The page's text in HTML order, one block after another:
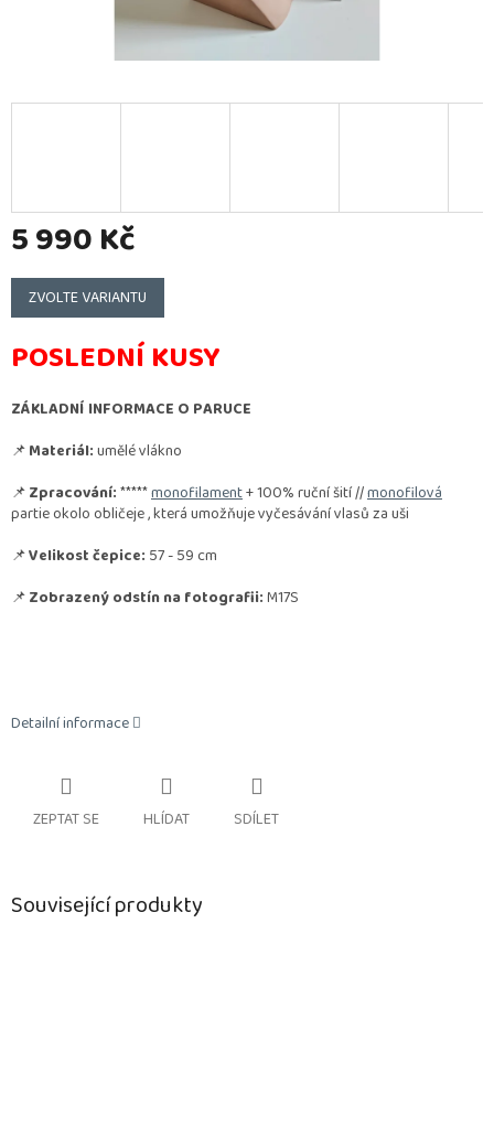
5 990 Kč
Měrná
cena:
ZVOLTE VARIANTU
POSLEDNÍ KUSY
ZÁKLADNÍ INFORMACE O PARUCE
📌Materiál:umělé vlákno
📌Zpracování:*****monofilament+ 100% ruční šití //monofilová
partie okolo obličeje , která umožňuje vyčesávání vlasů za uši
📌Velikost čepice: 57 - 59 cm
📌Zobrazený odstín na fotografii:M17S
Detailní informace
ZEPTAT SE HLÍDAT SDÍLET
Související produkty